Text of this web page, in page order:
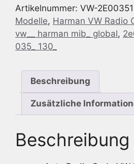
Artikelnummer: VW-
Modelle, Harman VW Radio
vw__ harman mib_ global,
035_ 130_
Beschreibung
Zusätzliche
Beschreibung